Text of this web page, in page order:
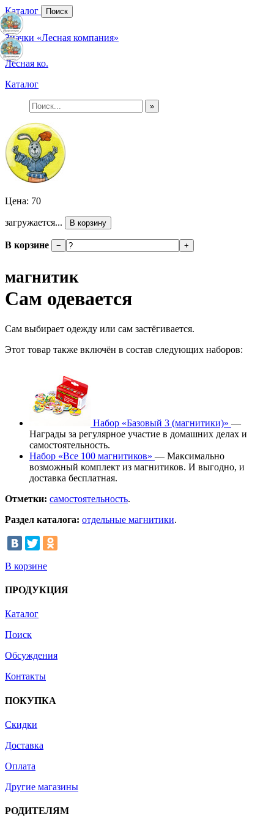
Каталог Поиск
Значки «Лесная компания»
Лесная ко.
Каталог
»
Цена: 70
загружается... В корзину
В корзине − +
магнитик
Сам одевается
Сам выбирает одежду или сам застёгивается.
Этот товар также включён в состав следующих наборов:
Набор «Базовый 3 (магнитики)» —
Награды за регулярное участие в домашних делах и
самостоятельность.
Набор «Все 100 магнитиков» — Максимально
возможный комплект из магнитиков. И выгодно, и
доставка бесплатная.
Отметки: самостоятельность.
Раздел каталога: отдельные магнитики.
В корзине
ПРОДУКЦИЯ
Каталог
Поиск
Обсуждения
Контакты
ПОКУПКА
Скидки
Доставка
Оплата
Другие магазины
РОДИТЕЛЯМ